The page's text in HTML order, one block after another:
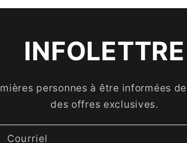
INFOLETTRE
personnes à être informées
des offres exclusives.
Courriel